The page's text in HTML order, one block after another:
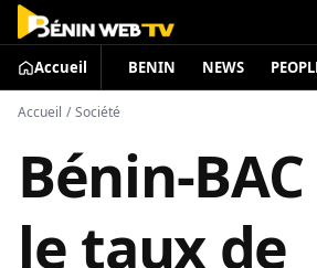
Accueil BENIN NEWS
Accueil / Société
Bénin-
le taux de